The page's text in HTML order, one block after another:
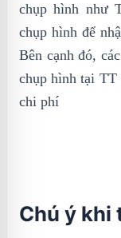
chụp hình như
chụp hình để
Bên cạnh đó,
chụp hình tại
chi phí
Chú ý khi